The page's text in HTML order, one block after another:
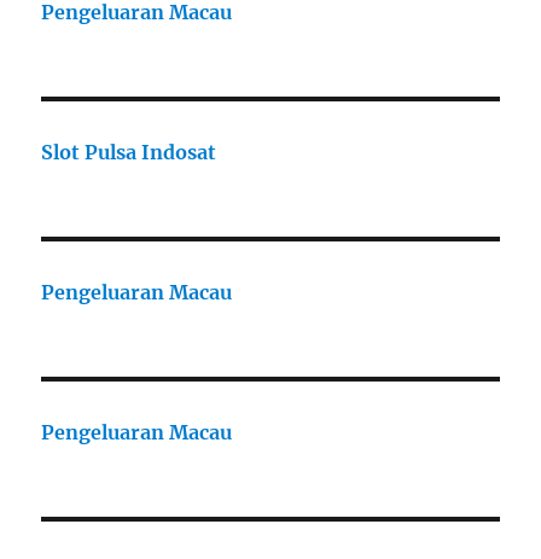
Pengeluaran Macau
Slot Pulsa Indosat
Pengeluaran Macau
Pengeluaran Macau